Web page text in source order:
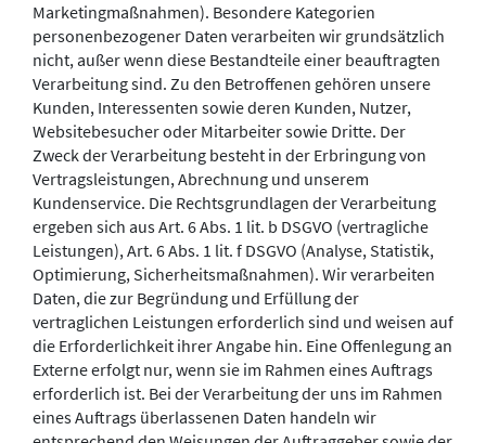
Marketingmaßnahmen). Besondere Kategorien
personenbezogener Daten verarbeiten wir grundsätzlich
nicht, außer wenn diese Bestandteile einer beauftragten
Verarbeitung sind. Zu den Betroffenen gehören unsere
Kunden, Interessenten sowie deren Kunden, Nutzer,
Websitebesucher oder Mitarbeiter sowie Dritte. Der
Zweck der Verarbeitung besteht in der Erbringung von
Vertragsleistungen, Abrechnung und unserem
Kundenservice. Die Rechtsgrundlagen der Verarbeitung
ergeben sich aus Art. 6 Abs. 1 lit. b DSGVO (vertragliche
Leistungen), Art. 6 Abs. 1 lit. f DSGVO (Analyse, Statistik,
Optimierung, Sicherheitsmaßnahmen). Wir verarbeiten
Daten, die zur Begründung und Erfüllung der
vertraglichen Leistungen erforderlich sind und weisen auf
die Erforderlichkeit ihrer Angabe hin. Eine Offenlegung an
Externe erfolgt nur, wenn sie im Rahmen eines Auftrags
erforderlich ist. Bei der Verarbeitung der uns im Rahmen
eines Auftrags überlassenen Daten handeln wir